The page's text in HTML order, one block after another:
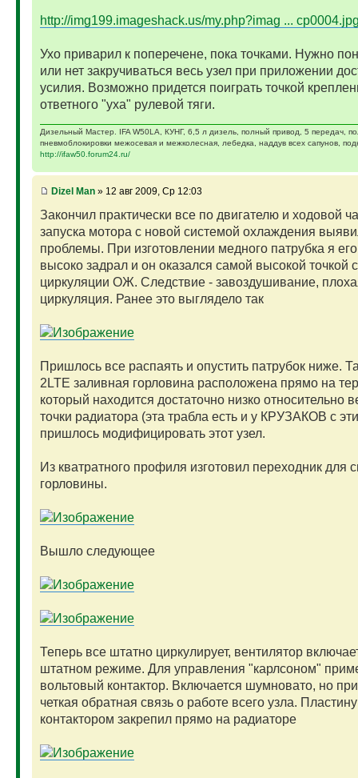
http://img199.imageshack.us/my.php?imag ...
Ухо приварил к поперечене, пока точками. Нужно
или нет закручиваться весь узел при приложении
усилия. Возможно придется поиграть точкой
ответного "уха" рулевой тяги.
Дизельный Мастер. IFA W50LA, КУНГ, 6,5 л дизель, полный привод, 5 передач,
пневмоблокировки межосевая и межколесная, лебедка, наддув всех сапунов,
http://ifaw50.forum24.ru/
Dizel Man» 12 авг 2009, Ср 12:03
Закончил практически все по двигателю и ходовой
запуска мотора с новой системой охлаждения
проблемы. При изготовлении медного патрубка я
высоко задрал и он оказался самой высокой точкой
циркуляции ОЖ. Следствие - завоздушивание,
циркуляция. Ранее это выглядело так
Пришлось все распаять и опустить патрубок ниже.
2LTE заливная горловина расположена прямо на
который находится достаточно низко относительно
точки радиатора (эта трабла есть и у КРУЗАКОВ с
пришлось модифицировать этот узел.
Из кватратного профиля изготовил переходник для
горловины.
Вышло следующее
Теперь все штатно циркулирует, вентилятор
штатном режиме. Для управления "карлсоном"
вольтовый контактор. Включается шумновато, но
четкая обратная связь о работе всего узла.
контактором закрепил прямо на радиаторе